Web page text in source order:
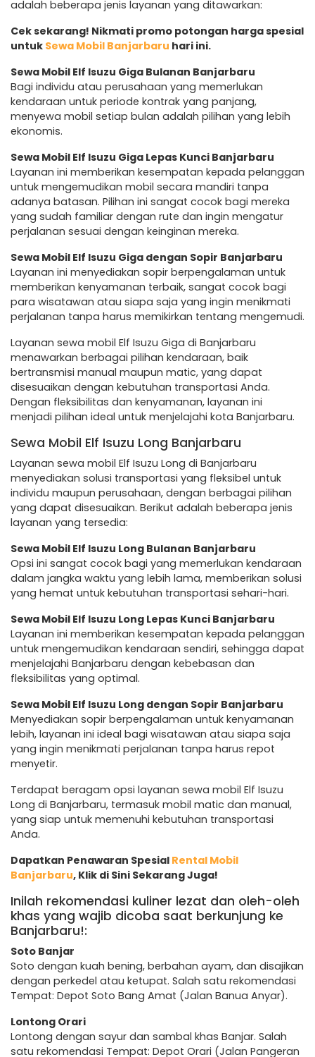
adalah beberapa jenis layanan yang ditawarkan:
Cek sekarang! Nikmati promo potongan harga spesial
untuk Sewa Mobil Banjarbaru hari ini.
Sewa Mobil Elf Isuzu Giga Bulanan Banjarbaru
Bagi individu atau perusahaan yang memerlukan
kendaraan untuk periode kontrak yang panjang,
menyewa mobil setiap bulan adalah pilihan yang lebih
ekonomis.
Sewa Mobil Elf Isuzu Giga Lepas Kunci Banjarbaru
Layanan ini memberikan kesempatan kepada pelanggan
untuk mengemudikan mobil secara mandiri tanpa
adanya batasan. Pilihan ini sangat cocok bagi mereka
yang sudah familiar dengan rute dan ingin mengatur
perjalanan sesuai dengan keinginan mereka.
Sewa Mobil Elf Isuzu Giga dengan Sopir Banjarbaru
Layanan ini menyediakan sopir berpengalaman untuk
memberikan kenyamanan terbaik, sangat cocok bagi
para wisatawan atau siapa saja yang ingin menikmati
perjalanan tanpa harus memikirkan tentang mengemudi.
Layanan sewa mobil Elf Isuzu Giga di Banjarbaru
menawarkan berbagai pilihan kendaraan, baik
bertransmisi manual maupun matic, yang dapat
disesuaikan dengan kebutuhan transportasi Anda.
Dengan fleksibilitas dan kenyamanan, layanan ini
menjadi pilihan ideal untuk menjelajahi kota Banjarbaru.
Sewa Mobil Elf Isuzu Long Banjarbaru
Layanan sewa mobil Elf Isuzu Long di Banjarbaru
menyediakan solusi transportasi yang fleksibel untuk
individu maupun perusahaan, dengan berbagai pilihan
yang dapat disesuaikan. Berikut adalah beberapa jenis
layanan yang tersedia:
Sewa Mobil Elf Isuzu Long Bulanan Banjarbaru
Opsi ini sangat cocok bagi yang memerlukan kendaraan
dalam jangka waktu yang lebih lama, memberikan solusi
yang hemat untuk kebutuhan transportasi sehari-hari.
Sewa Mobil Elf Isuzu Long Lepas Kunci Banjarbaru
Layanan ini memberikan kesempatan kepada pelanggan
untuk mengemudikan kendaraan sendiri, sehingga dapat
menjelajahi Banjarbaru dengan kebebasan dan
fleksibilitas yang optimal.
Sewa Mobil Elf Isuzu Long dengan Sopir Banjarbaru
Menyediakan sopir berpengalaman untuk kenyamanan
lebih, layanan ini ideal bagi wisatawan atau siapa saja
yang ingin menikmati perjalanan tanpa harus repot
menyetir.
Terdapat beragam opsi layanan sewa mobil Elf Isuzu
Long di Banjarbaru, termasuk mobil matic dan manual,
yang siap untuk memenuhi kebutuhan transportasi
Anda.
Dapatkan Penawaran Spesial Rental Mobil
Banjarbaru, Klik di Sini Sekarang Juga!
Inilah rekomendasi kuliner lezat dan oleh-oleh
khas yang wajib dicoba saat berkunjung ke
Banjarbaru!:
Soto Banjar
Soto dengan kuah bening, berbahan ayam, dan disajikan
dengan perkedel atau ketupat. Salah satu rekomendasi
Tempat: Depot Soto Bang Amat (Jalan Banua Anyar).
Lontong Orari
Lontong dengan sayur dan sambal khas Banjar. Salah
satu rekomendasi Tempat: Depot Orari (Jalan Pangeran